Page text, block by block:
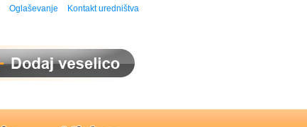
Oglaševanje Kontakt uredništva